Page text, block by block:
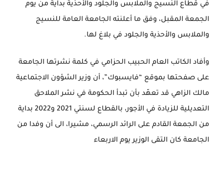
في قطاع النسيج والملابس والجلود والأحذية بداية من يوم
الجمعة المقبل، وفق ما أعلنته الجامعة العامة للنسيج
والملابس والأحذية والجلود في بلاغ لها.
وأفاد الكاتب العام الحبيب الحزامي في كلمة نشرتها الجامعة
على صفحتها بموقع “فايسبوك”، أن وزير الشؤون الاجتماعية
مالك الزاهي قد تعهّد بأن تبدأ الحكومة في نشر الملاحق
التعديلية للزيادة في الأجور، بالقطاع لسنتي 2021 و2022 بداية
من الجمعة القادم على الرائد الرسمي، مشيرا، الى أن وفدا من
الجامعة كان التقى الوزير يوم الاربعاء